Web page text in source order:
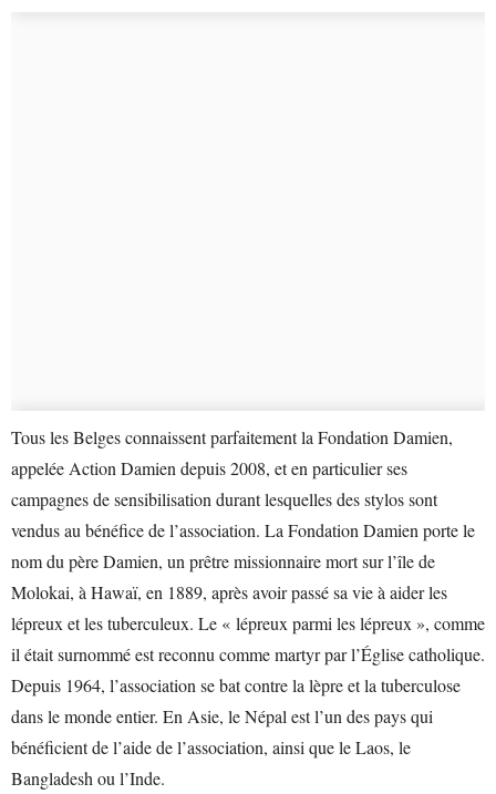
Tous les Belges connaissent parfaitement la Fondation Damien,
appelée Action Damien depuis 2008, et en particulier ses
campagnes de sensibilisation durant lesquelles des stylos sont
vendus au bénéfice de l’association. La Fondation Damien porte le
nom du père Damien, un prêtre missionnaire mort sur l’île de
Molokai, à Hawaï, en 1889, après avoir passé sa vie à aider les
lépreux et les tuberculeux. Le « lépreux parmi les lépreux », comme
il était surnommé est reconnu comme martyr par l’Église catholique.
Depuis 1964, l’association se bat contre la lèpre et la tuberculose
dans le monde entier. En Asie, le Népal est l’un des pays qui
bénéficient de l’aide de l’association, ainsi que le Laos, le
Bangladesh ou l’Inde.